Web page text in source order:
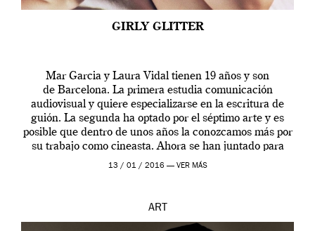
GIRLY GLITTER
Mar Garcia y Laura Vidal tienen 19 años y son
de Barcelona. La primera estudia comunicación
audiovisual y quiere especializarse en la escritura de
guión. La segunda ha optado por el séptimo arte y es
posible que dentro de unos años la conozcamos más por
su trabajo como cineasta. Ahora se han juntado para
contarnos una […]
13 / 01 / 2016 — VER MÁS
ART